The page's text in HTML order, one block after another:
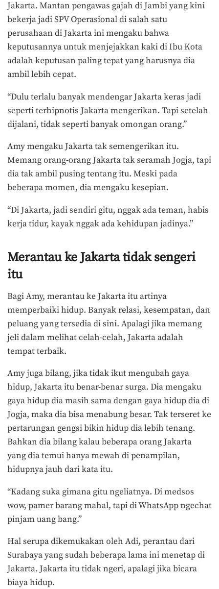
Jakarta. Mantan pengawas gajah di Jambi yang kini
bekerja jadi SPV Operasional di salah satu
perusahaan di Jakarta ini mengaku bahwa
keputusannya untuk menjejakkan kaki di Ibu Kota
adalah keputusan paling tepat yang harusnya dia
ambil lebih cepat.
“Dulu terlalu banyak mendengar Jakarta keras jadi
seperti terhipnotis Jakarta mengerikan. Tapi setelah
dijalani, tidak seperti banyak omongan orang.”
Amy mengaku Jakarta tak semengerikan itu.
Memang orang-orang Jakarta tak seramah Jogja, tapi
dia tak ambil pusing tentang itu. Meski pada
beberapa momen, dia mengaku kesepian.
“Di Jakarta, jadi sendiri gitu, nggak ada teman, habis
kerja tidur, kayak nggak ada kehidupan jadinya.”
Merantau ke Jakarta tidak sengeri
itu
Bagi Amy, merantau ke Jakarta itu artinya
memperbaiki hidup. Banyak relasi, kesempatan, dan
peluang yang tersedia di sini. Apalagi jika memang
jeli dalam melihat celah-celah, Jakarta adalah
tempat terbaik.
Amy juga bilang, jika tidak ikut mengubah gaya
hidup, Jakarta itu benar-benar surga. Dia mengaku
gaya hidup dia masih sama dengan gaya hidup dia di
Jogja, maka dia bisa menabung besar. Tak terseret ke
pertarungan gengsi bikin hidup dia lebih tenang.
Bahkan dia bilang kalau beberapa orang Jakarta
yang dia temui hanya mewah di penampilan,
hidupnya jauh dari kata itu.
“Kadang suka gimana gitu ngeliatnya. Di medsos
wow, pamer barang mahal, tapi di WhatsApp ngechat
pinjam uang bang.”
Hal serupa dikemukakan oleh Adi, perantau dari
Surabaya yang sudah beberapa lama ini menetap di
Jakarta. Jakarta itu tidak ngeri, apalagi jika bicara
biaya hidup.